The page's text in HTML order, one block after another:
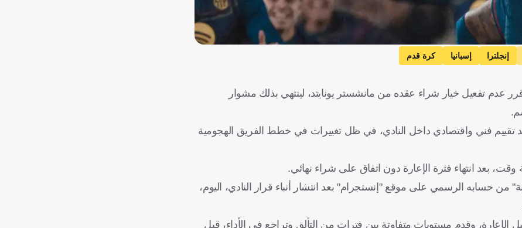
إنجلترا إسبانيا كرة قدم
عدم تفعيل خيار شراء عقده من مانشستر يونايتد، لينتهي بذلك مشوار
تقييم فني واقتصادي داخل النادي، في ظل تغييرات في خطط الفريق الهجومية
بعد انتهاء فترة الإعارة دون اتفاق على شراء نهائي.
حسابه الرسمي على موقع "إنستجرام" بعد انتشار أنباء قرار النادي، اليوم،
وقدم مستويات متفاوتة بين فترات من التألق وتراجع في الأداء، قبل